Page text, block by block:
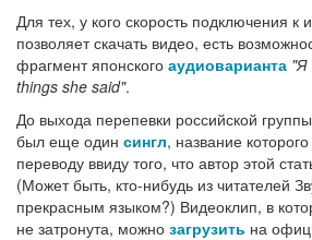
Для тех, у кого скорость подключения к
позволяет скачать видео, есть
фрагмент японского аудиоварианта "Я
things she said".
До выхода перепевки российской
был еще один сингл, название
переводу ввиду того, что автор этой
(Может быть, кто-нибудь из читателей
прекрасным языком?) Видеоклип, в
не затронута, можно загрузить на